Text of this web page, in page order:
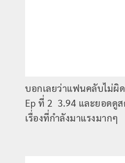
บอกเลยว่าแฟนคลับไม่ผิ
Ep ที่ 2 3.94 และยอดดู
เรื่องที่กำลังมาแรงมากๆ